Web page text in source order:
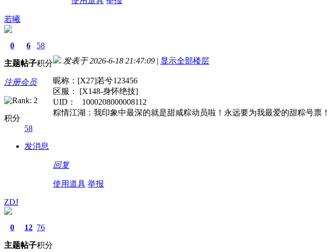
若曦
0
主题
6
帖子
58
积分
注册会员
积分
58
发消息
发表于 2026-6-18 21:47:09 | 显示全部楼层
昵称：[X27]若兮123456
区服： [X148-身怀绝技]
UID： 1000208000008112
粽情江湖：我印象中最深的就是甜咸粽动员啦！永远要为我最爱的甜粽号票！
回复
使用道具 举报
ZDJ
0
主题
12
帖子
76
积分